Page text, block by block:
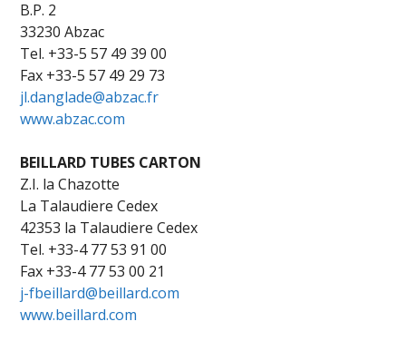
B.P. 2
33230 Abzac
Tel. +33-5 57 49 39 00
Fax +33-5 57 49 29 73
jl.danglade@abzac.fr
www.abzac.com
BEILLARD TUBES CARTON
Z.I. la Chazotte
La Talaudiere Cedex
42353 la Talaudiere Cedex
Tel. +33-4 77 53 91 00
Fax +33-4 77 53 00 21
j-fbeillard@beillard.com
www.beillard.com